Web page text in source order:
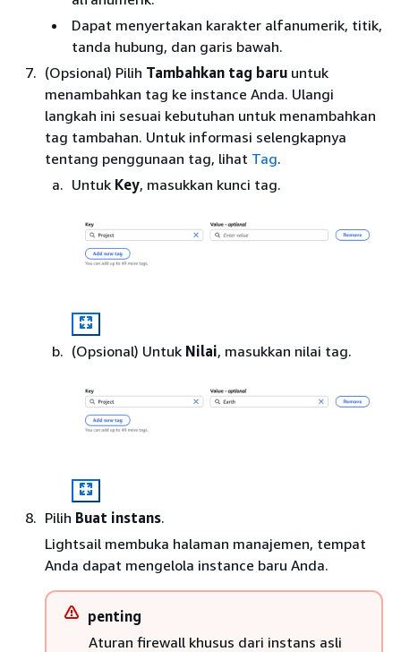
Dapat menyertakan karakter alfanumerik, titik,
tanda hubung, dan garis bawah.
(Opsional) Pilih Tambahkan tag baru untuk
menambahkan tag ke instance Anda. Ulangi
langkah ini sesuai kebutuhan untuk menambahkan
tag tambahan. Untuk informasi selengkapnya
tentang penggunaan tag, lihat Tag.
Untuk Key, masukkan kunci tag.
(Opsional) Untuk Nilai, masukkan nilai tag.
Pilih Buat instans.
Lightsail membuka halaman manajemen, tempat
Anda dapat mengelola instance baru Anda.
penting
Aturan firewall khusus dari instans asli